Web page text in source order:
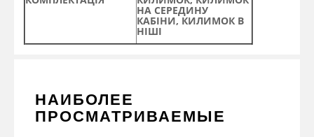
НА СЕРЕДИНУ
КАБІНИ, КИЛИМОК В
НІШІ
НАИБОЛЕЕ
ПРОСМАТРИВАЕМЫЕ